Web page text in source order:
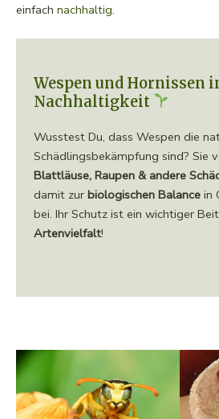
einfach nachhaltig.
Wespen und Hornissen
Nachhaltigkeit
Wusstest Du, dass Wespen die
Schädlingsbekämpfung sind? Sie
Blattläuse, Raupen & andere
damit zur biologischen Balancein
bei. Ihr Schutz ist ein wichtiger
Artenvielfalt!